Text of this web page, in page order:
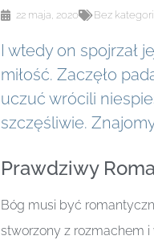
22 maja, 2020 Bez
I wtedy on spojrzał
miłość. Zaczęło
uczuć wrócili
szczęśliwie.
Prawdziwy
Bóg musi być
stworzony z rozmachem